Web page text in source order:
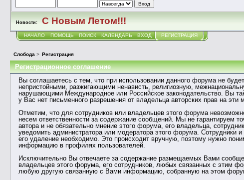
Новости: С Новым Летом!!!
НАЧАЛО ПОМОЩЬ ПОИСК КАЛЕНДАРЬ ВХОД РЕГИСТРАЦИЯ
Слобода > Регистрация
Регистрационное соглашение
Вы соглашаетесь с тем, что при использовании данного форума не
непристойными, разжигающими ненависть, религиозную,
нарушающими Международное или Российское законодательство. Вы
у Вас нет письменного разрешения от владельца авторских прав на
Отметим, что для сотрудников или владельцев этого форума
несем ответственности за содержание сообщений. Мы не
автора и не обязательно мнение этого форума, его владельца,
уведомить администратора или модератора этого форума. Сотрудники
его удаление необходимо. Это происходит вручную, поэтому нужно
информацию в профилях пользователей.
Исключительно Вы отвечаете за содержание размещаемых Вами
владельцев этого форума, его сотрудников, любых связанных с этим
любую другую связанную с Вами информацию, собранную на этом